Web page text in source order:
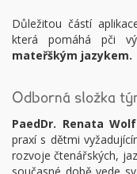
Důležitou částí
která pomáhá pči
mateřškým jazykem.
Odborná složka
PaedDr. Renata
praxí s dětmi
rozvoje čtenářských,